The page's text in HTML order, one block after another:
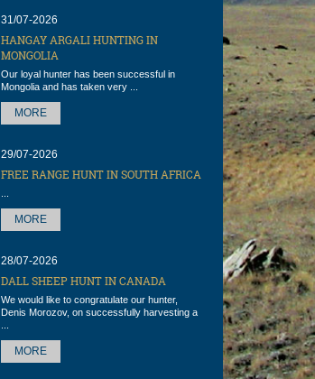
31/07-2026
HANGAY ARGALI HUNTING IN
MONGOLIA
Our loyal hunter has been successful in
Mongolia and has taken very ...
MORE
29/07-2026
FREE RANGE HUNT IN SOUTH AFRICA
MORE
28/07-2026
DALL SHEEP HUNT IN CANADA
We would like to congratulate our hunter,
Denis Morozov, on successfully harvesting a
MORE